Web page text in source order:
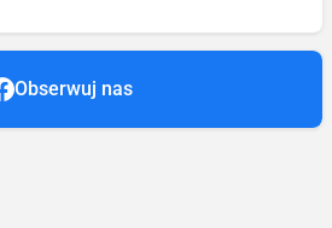
Obserwuj nas